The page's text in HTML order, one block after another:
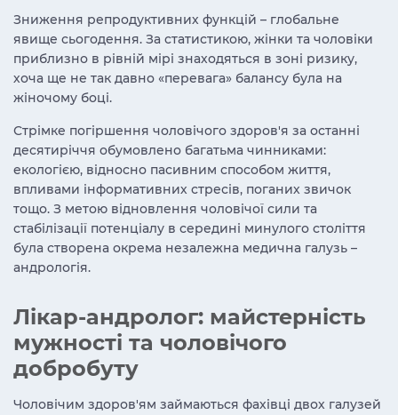
Зниження репродуктивних функцій – глобальне
явище сьогодення. За статистикою, жінки та чоловіки
приблизно в рівній мірі знаходяться в зоні ризику,
хоча ще не так давно «перевага» балансу була на
жіночому боці.
Стрімке погіршення чоловічого здоров'я за останні
десятиріччя обумовлено багатьма чинниками:
екологією, відносно пасивним способом життя,
впливами інформативних стресів, поганих звичок
тощо. З метою відновлення чоловічої сили та
стабілізації потенціалу в середині минулого століття
була створена окрема незалежна медична галузь –
андрологія.
Лікар-андролог: майстерність
мужності та чоловічого
добробуту
Чоловічим здоров'ям займаються фахівці двох галузей